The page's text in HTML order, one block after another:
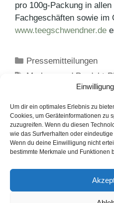
Um dir ein optimales Erlebnis zu
Cookies, um Geräteinformationen zu
zuzugreifen. Wenn du diesen
wie das Surfverhalten oder
Wenn du deine Einwilligung nicht
bestimmte Merkmale und Funktionen
pro 100g-Packung in
Fachgeschäften sowie im
www.teegschwendner.de
Kategorien
Pressemitteilungen
Schlagwörter
Marken- und Produkt-
Camping-Spaß und
liegt in den simplen
Bridgestone ist Partner
the Best“